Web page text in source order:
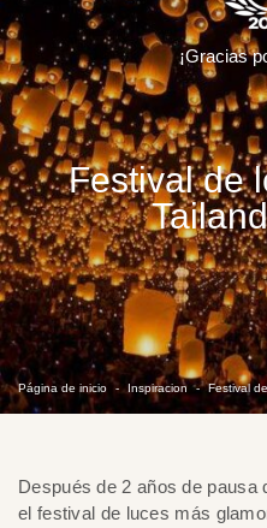
Festival de
Página de inicio Inspiracion Festival
¡Gracias
Después de 2 años de pausa
el festival de luces más